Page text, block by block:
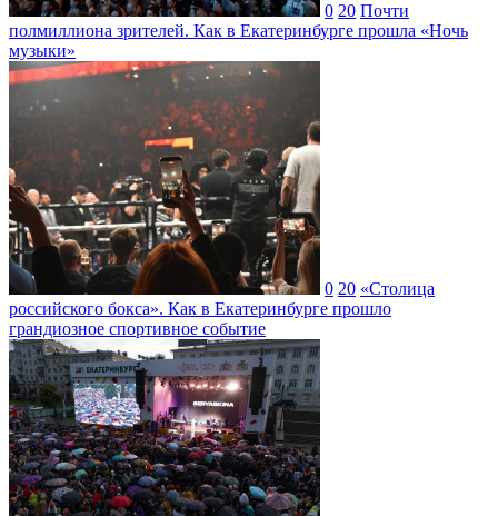
0 20 Почти
полмиллиона зрителей. Как в Екатеринбурге прошла «Ночь
музыки»
0 20 «Столица
российского бокса». Как в Екатеринбурге прошло
грандиозное спортивное событие